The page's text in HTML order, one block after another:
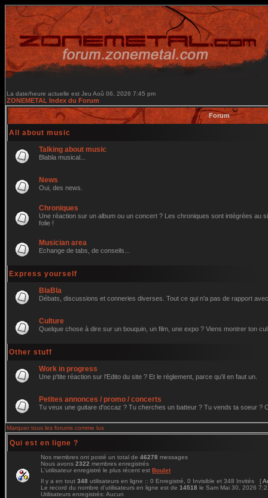
La date/heure actuelle est Jeu Aoû 06, 2026 7:45 pm
ZONEMETAL Index du Forum
Forum
All about music
Talking about music
Blabla musical...
News
Oui, des news.
Chroniques
Une réaction sur un album ou un concert ? Les chroniques sont intégrées au
folie !
Musician area
Echange de tabs, de conseils...
Express yourself
BlaBla
Débats, discussions et conneries diverses. Tout ce qui n'a pas de rapport
Culture
Quelque chose à dire sur un bouquin, un film, une expo ? Viens montrer ton
Other stuff
Work in progress
Une p'tite réaction sur l'Edito du site ? Et le réglement, parce qu'il en faut un.
Petites annonces / promo / concerts
Tu veux une guitare d'occaz ? Tu cherches un batteur ? Tu vends ta soeur ?
Marquer tous les forums comme lus
Qui est en ligne ?
Nos membres ont posté un total de 46278 messages
Nous avons 2322 membres enregistrés
L'utilisateur enregistré le plus récent est Boulet
Il y a en tout 348 utilisateurs en ligne :: 0 Enregistré, 0 Invisible et 348 Invités [
Le record du nombre d'utilisateurs en ligne est de 14518 le Sam Mai 30, 2026
Utilisateurs enregistrés: Aucun